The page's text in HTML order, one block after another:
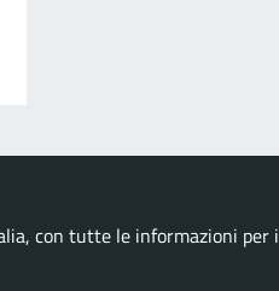
con tutte le informazioni per i